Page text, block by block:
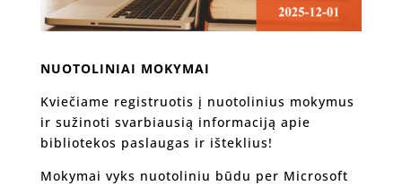
NUOTOLINIAI MOKYMAI
Kviečiame registruotis į nuotolinius mokymus
ir sužinoti svarbiausią informaciją apie
bibliotekos paslaugas ir išteklius!
Mokymai vyks nuotoliniu būdu per Microsoft